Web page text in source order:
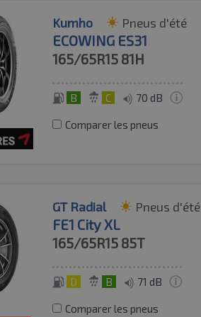
Kumho Pneus d'été
ECOWING ES31
165/65R15 81H
B C 70 dB
Comparer les pneus
GT Radial Pneus d'été
FE1 City XL
165/65R15 85T
D B 71 dB
Comparer les pneus